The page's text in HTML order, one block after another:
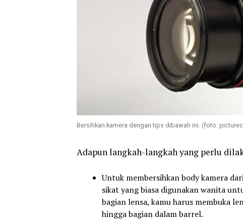
Bersihkan kamera dengan tips dibawah ini. (foto:
Adapun langkah-langkah yang perlu
Untuk membersihkan body kamera
sikat yang biasa digunakan wanita
bagian lensa, kamu harus membuka
hingga bagian dalam barrel.